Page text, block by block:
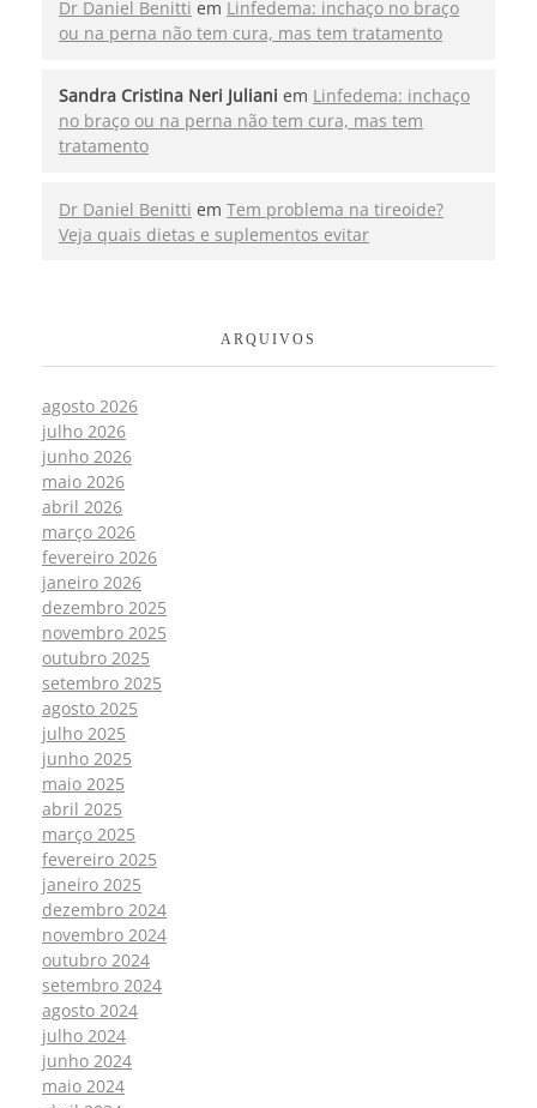
Dr Daniel Benitti em Linfedema: inchaço no braço
ou na perna não tem cura, mas tem tratamento
Sandra Cristina Neri Juliani em Linfedema: inchaço
no braço ou na perna não tem cura, mas tem
tratamento
Dr Daniel Benitti em Tem problema na tireoide?
Veja quais dietas e suplementos evitar
ARQUIVOS
agosto 2026
julho 2026
junho 2026
maio 2026
abril 2026
março 2026
fevereiro 2026
janeiro 2026
dezembro 2025
novembro 2025
outubro 2025
setembro 2025
agosto 2025
julho 2025
junho 2025
maio 2025
abril 2025
março 2025
fevereiro 2025
janeiro 2025
dezembro 2024
novembro 2024
outubro 2024
setembro 2024
agosto 2024
julho 2024
junho 2024
maio 2024